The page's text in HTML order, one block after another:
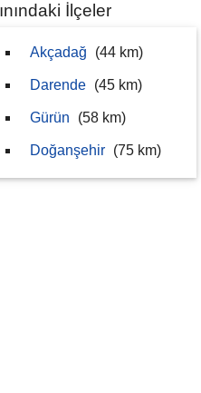
İlçeler
Akçadağ (44 km)
Darende (45 km)
Gürün (58 km)
Doğanşehir (75 km)